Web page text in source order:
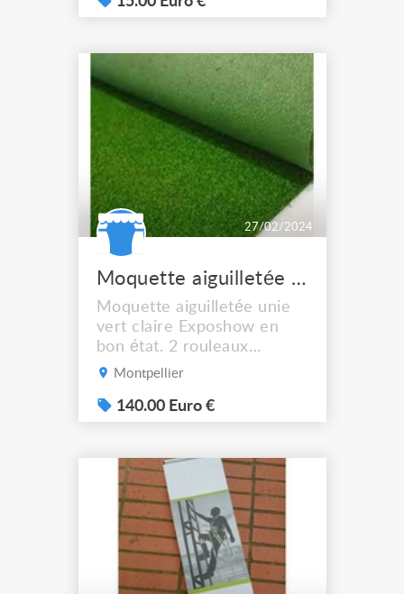
27/02/2024
Moquette aiguilletée unie vert claire
Moquette aiguilletée unie
vert claire Exposhow en
bon état. 2 rouleaux
Largeur 2m, Longueur 10m.
Montpellier
140.00 Euro €